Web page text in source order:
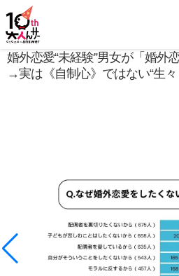
婚外恋愛“未経験”男女が「婚外
→実は《自制心》ではない“生